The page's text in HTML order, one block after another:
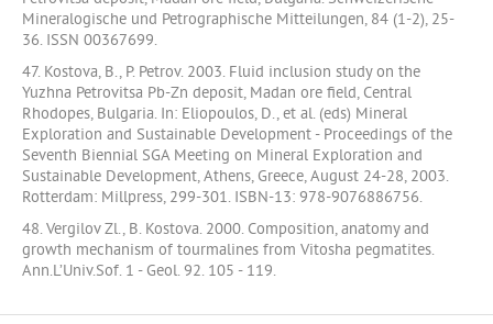
Mineralogische und Petrographische Mitteilungen, 84 (1-2), 25-
36. ISSN 00367699.
47. Kostova, B., P. Petrov. 2003. Fluid inclusion study on the
Yuzhna Petrovitsa Pb-Zn deposit, Madan ore field, Central
Rhodopes, Bulgaria. In: Eliopoulos, D., et al. (eds) Mineral
Exploration and Sustainable Development - Proceedings of the
Seventh Biennial SGA Meeting on Mineral Exploration and
Sustainable Development, Athens, Greece, August 24-28, 2003.
Rotterdam: Millpress, 299-301. ISBN-13: 978-9076886756.
48. Vergilov Zl., B. Kostova. 2000. Composition, anatomy and
growth mechanism of tourmalines from Vitosha pegmatites.
Ann.L’Univ.Sof. 1 - Geol. 92. 105 - 119.